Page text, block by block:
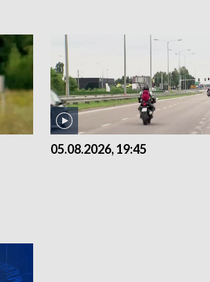
05.08.2026, 19:45